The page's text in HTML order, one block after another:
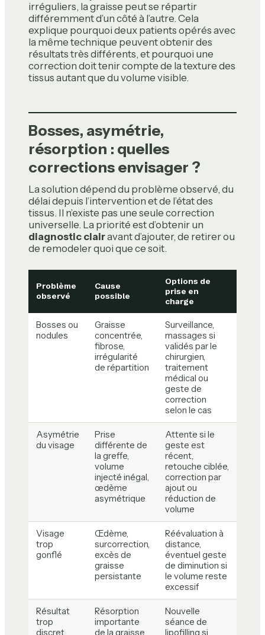
irréguliers, la graisse peut se répartir
différemment d’un côté à l’autre. Cela
explique pourquoi deux patients opérés avec
la même technique peuvent obtenir des
résultats très différents, et pourquoi une
correction doit tenir compte de la texture des
tissus autant que du volume visible.
Bosses, asymétrie,
résorption : quelles
corrections envisager ?
La solution dépend du problème observé, du
délai depuis l’intervention et de l’état des
tissus. Il n’existe pas une seule correction
universelle. La priorité est d’obtenir un
diagnostic clairavant d’ajouter, de retirer ou
de remodeler quoi que ce soit.
Problème
observé
Cause
possible
Options de
prise en
charge
Bosses ou
nodules
Graisse
concentrée,
fibrose,
irrégularité
de répartition
Surveillance,
massages si
validés par le
chirurgien,
traitement
médical ou
geste de
correction
selon le cas
Asymétrie
du visage
Prise
différente de
la greffe,
volume
injecté inégal,
œdème
asymétrique
Attente si le
geste est
récent,
retouche ciblée,
correction par
ajout ou
réduction de
volume
Visage
trop
gonflé
Œdème,
surcorrection,
excès de
graisse
persistante
Réévaluation à
distance,
éventuel geste
de diminution si
le volume reste
excessif
Résultat
trop
discret
Résorption
importante
de la graisse
Nouvelle
séance de
lipofilling si